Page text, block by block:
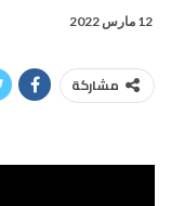
12 مارس 2022
مشاركة